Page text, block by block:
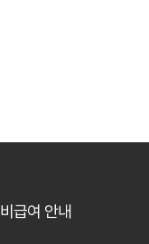
비급여 안내